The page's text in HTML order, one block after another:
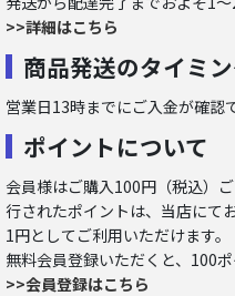
>>詳細はこちら
商品発送のタイミ
営業日13時までにご入金が確認
ポイントについて
会員様はご購入100円（税込）
行されたポイントは、当店にて
1円としてご利用いただけます。
無料会員登録いただくと、100ポ
>>会員登録はこちら